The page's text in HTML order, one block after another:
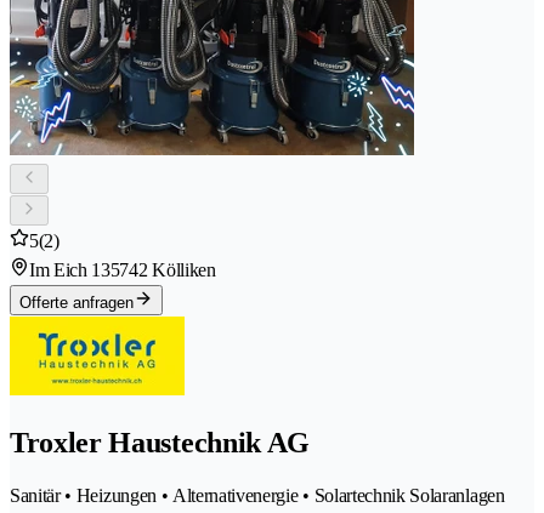
5(2)
Im Eich 135742 Kölliken
Offerte anfragen
Troxler Haustechnik AG
Sanitär • Heizungen • Alternativenergie • Solartechnik Solaranlagen